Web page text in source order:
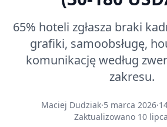
65% hoteli zgłasza braki
grafiki, samoobsługę,
komunikację według
zakresu.
Maciej Dudziak·5 marca 2026·
Zaktualizowano 10